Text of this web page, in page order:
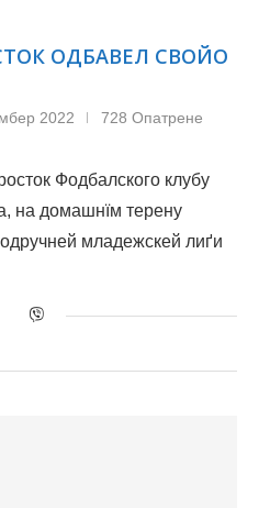
ОДБАВЕЛ СВОЙО
2022 728 Опатрене
Фодбалского клубу
на домашнїм терену
младежскей лиґи